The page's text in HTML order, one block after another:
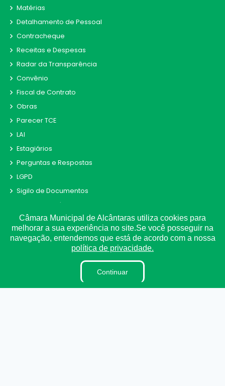
Matérias
Detalhamento de Pessoal
Contracheque
Receitas e Despesas
Radar da Transparência
Convênio
Fiscal de Contrato
Obras
Parecer TCE
LAI
Estagiários
Perguntas e Respostas
LGPD
Sigilo de Documentos
Tabela de Diárias
Processos Seletivos
Terceirizados
Plano Estratégico Institucional
Relatório de Gestão Municipal
Pesquisa de Satisfação
Câmara Municipal de Alcântaras utiliza cookies para
melhorar a sua experiência no site.Se você posseguir na
navegação, entendemos que está de acordo com a nossa
política de privacidade.
Continuar